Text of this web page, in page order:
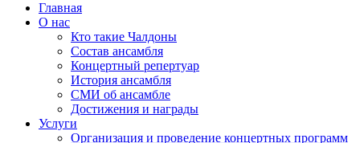
Главная
О нас
Кто такие Чалдоны
Состав ансамбля
Концертный репертуар
История ансамбля
СМИ об ансамбле
Достижения и награды
Услуги
Организация и проведение концертных программ